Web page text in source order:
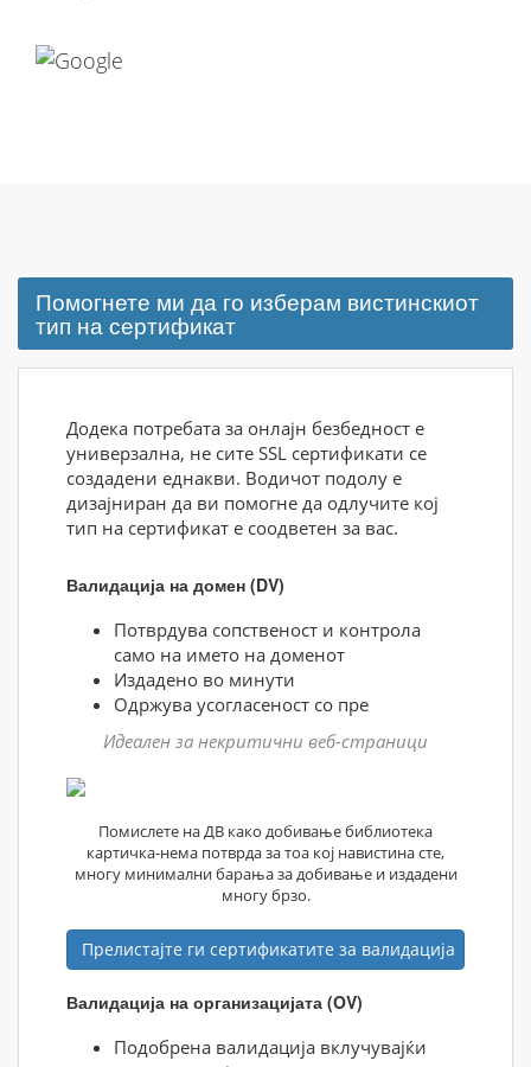
Помогнете ми да го изберам вистинскиот
тип на сертификат
Додека потребата за онлајн безбедност е
универзална, не сите SSL сертификати се
создадени еднакви. Водичот подолу е
дизајниран да ви помогне да одлучите кој
тип на сертификат е соодветен за вас.
Валидација на домен (DV)
Потврдува сопственост и контрола
само на името на доменот
Издадено во минути
Одржува усогласеност со пре
Идеален за некритични веб-страници
Помислете на ДВ како добивање библиотека
картичка-нема потврда за тоа кој навистина сте,
многу минимални барања за добивање и издадени
многу брзо.
Прелистајте ги сертификатите за валидација
Валидација на организацијата (OV)
Подобрена валидација вклучувајќи